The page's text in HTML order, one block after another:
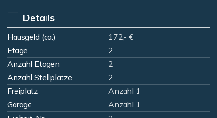
Details
Hausgeld (ca.)
172,- €
Etage
2
Anzahl Etagen
2
Anzahl Stellplätze
2
Freiplatz
Anzahl 1
Garage
Anzahl 1